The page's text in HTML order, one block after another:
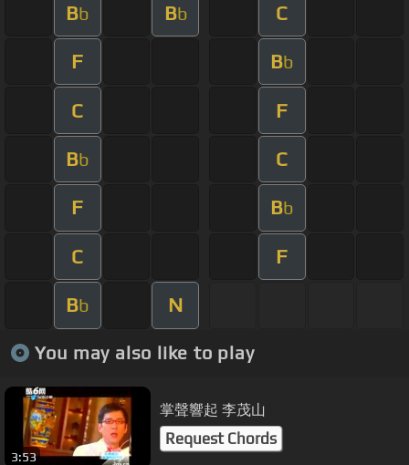
Bb Bb C
F Bb
C F
Bb C
F Bb
C F
Bb N
You may also like to play
3:53
掌聲響起 李茂山
Request Chords